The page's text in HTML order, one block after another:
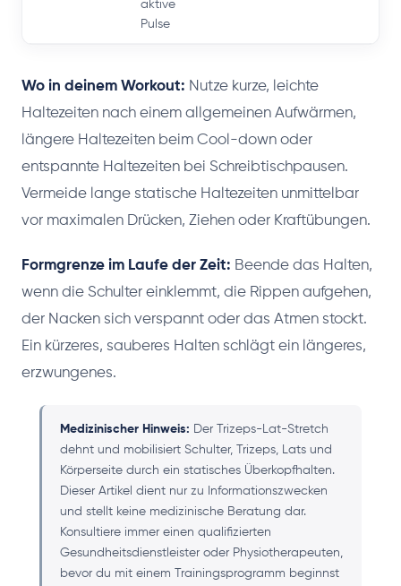
aktive
Pulse
Wo in deinem Workout: Nutze kurze, leichte
Haltezeiten nach einem allgemeinen Aufwärmen,
längere Haltezeiten beim Cool-down oder
entspannte Haltezeiten bei Schreibtischpausen.
Vermeide lange statische Haltezeiten unmittelbar
vor maximalen Drücken, Ziehen oder Kraftübungen.
Formgrenze im Laufe der Zeit: Beende das Halten,
wenn die Schulter einklemmt, die Rippen aufgehen,
der Nacken sich verspannt oder das Atmen stockt.
Ein kürzeres, sauberes Halten schlägt ein längeres,
erzwungenes.
Medizinischer Hinweis: Der Trizeps-Lat-Stretch
dehnt und mobilisiert Schulter, Trizeps, Lats und
Körperseite durch ein statisches Überkopfhalten.
Dieser Artikel dient nur zu Informationszwecken
und stellt keine medizinische Beratung dar.
Konsultiere immer einen qualifizierten
Gesundheitsdienstleister oder Physiotherapeuten,
bevor du mit einem Trainingsprogramm beginnst